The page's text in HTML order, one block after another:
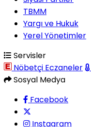
TBMM
Yargı ve Hukuk
Yerel Yönetimler
Servisler
Nöbetçi Eczaneler
Sosyal Medya
Facebook
Instagram